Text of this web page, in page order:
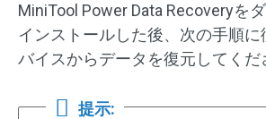
MiniTool Power Data Recoveryを
インストールした後、次の手順
バイスからデータを復元してくだ
提示: